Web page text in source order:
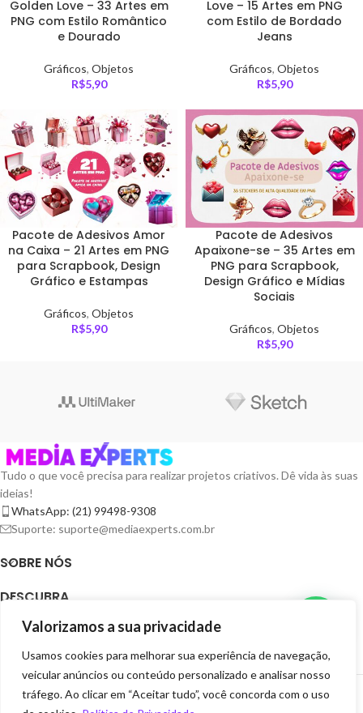
Valorizamos a sua privacidade
Usamos cookies para melhorar sua experiência de navegação,
veicular anúncios ou conteúdo personalizado e analisar nosso
tráfego. Ao clicar em “Aceitar tudo”, você concorda com o uso
Golden Love – 33 Artes em
PNG com Estilo Romântico
e Dourado
Gráficos, Objetos
R$5,90
Love – 15 Artes em PNG
com Estilo de Bordado
Jeans
Gráficos, Objetos
R$5,90
Pacote de Adesivos Amor
na Caixa – 21 Artes em PNG
para Scrapbook, Design
Gráfico e Estampas
Gráficos, Objetos
R$5,90
Pacote de Adesivos
Apaixone-se – 35 Artes em
PNG para Scrapbook,
Design Gráfico e Mídias
Sociais
Gráficos, Objetos
R$5,90
Tudo o que você precisa para realizar projetos criativos. Dê vida às suas
ideias!
WhatsApp: (21) 99498-9308
Suporte: suporte@mediaexperts.com.br
SOBRE NÓS
DESCUBRA
TERMOS E LICENÇAS
RECURSOS
2025 CRIADOR POR
EXPERTS VOCÊ TAMBÉM.